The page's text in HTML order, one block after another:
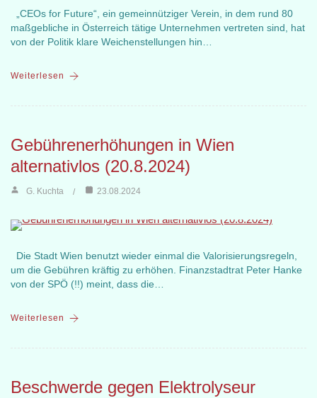
„CEOs for Future“, ein gemeinnütziger Verein, in dem rund 80
maßgebliche in Österreich tätige Unternehmen vertreten sind, hat
von der Politik klare Weichenstellungen hin…
Weiterlesen
Gebührenerhöhungen in Wien
alternativlos (20.8.2024)
G. Kuchta 23.08.2024
Die Stadt Wien benutzt wieder einmal die Valorisierungsregeln,
um die Gebühren kräftig zu erhöhen. Finanzstadtrat Peter Hanke
von der SPÖ (!!) meint, dass die…
Weiterlesen
Beschwerde gegen Elektrolyseur